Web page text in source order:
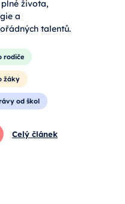
života,
a
talentů.
rodiče
žáky
od škol
Celý článek